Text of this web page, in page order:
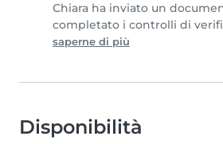
Chiara ha inviato un
completato i controlli di
saperne di più
Disponibilità